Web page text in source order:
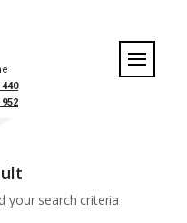
440
952
your search criteria